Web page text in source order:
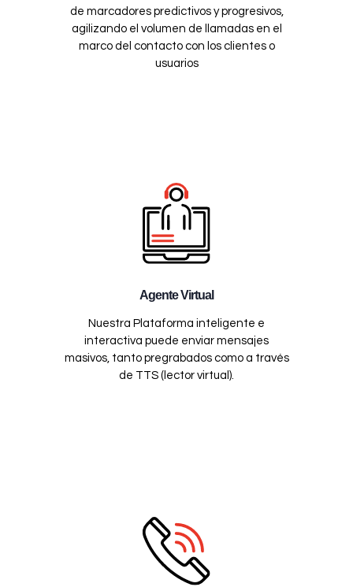
de marcadores predictivos y progresivos,
agilizando el volumen de llamadas en el
marco del contacto con los clientes o
usuarios
Agente Virtual
Nuestra Plataforma inteligente e
interactiva puede enviar mensajes
masivos, tanto pregrabados como a través
de TTS (lector virtual).